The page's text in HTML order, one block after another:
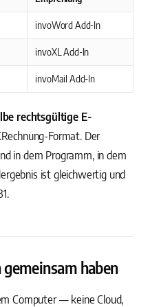
invoWord Add-In
invoXL Add-In
invoMail Add-In
rechtsgültige E-
Format. Der
in dem Programm, in dem
ist gleichwertig und
haben
Computer — keine Cloud,